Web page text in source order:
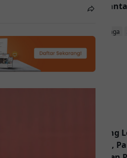
Olahraga
Inspiring
Dibuka,